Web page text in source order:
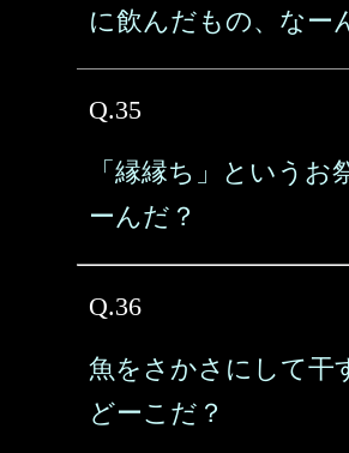
に飲んだもの、なー
Q.35
「縁縁ち」というお
ーんだ？
Q.36
魚をさかさにして干
どーこだ？